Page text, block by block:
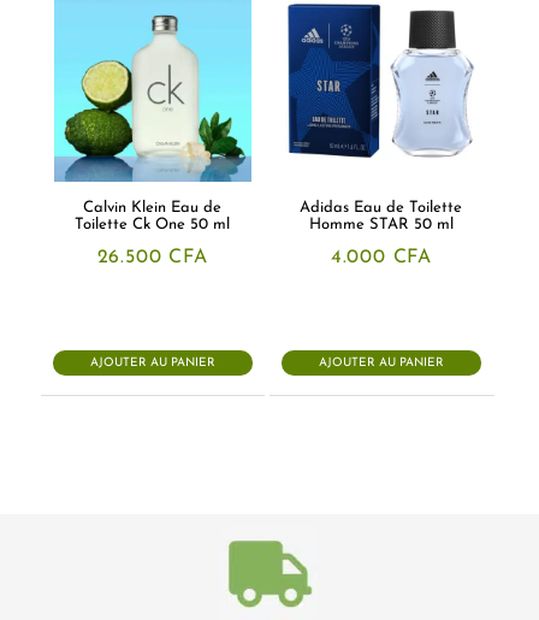
Calvin Klein Eau de
Toilette Ck One 50 ml
26.500 CFA
AJOUTER AU PANIER
Adidas Eau de Toilette
Homme STAR 50 ml
4.000 CFA
AJOUTER AU PANIER